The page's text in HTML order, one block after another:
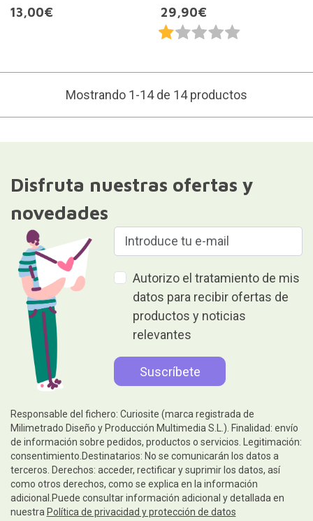
13,00€
29,90€
Mostrando 1-14 de 14 productos
Disfruta nuestras ofertas y
novedades
Autorizo el tratamiento de mis
datos para recibir ofertas de
productos y noticias
relevantes
Responsable del fichero: Curiosite (marca registrada de
Milimetrado Diseño y Producción Multimedia S.L.). Finalidad: envío
de información sobre pedidos, productos o servicios. Legitimación:
consentimiento.Destinatarios: No se comunicarán los datos a
terceros. Derechos: acceder, rectificar y suprimir los datos, así
como otros derechos, como se explica en la información
adicional.Puede consultar información adicional y detallada en
nuestra Política de privacidad y protección de datos